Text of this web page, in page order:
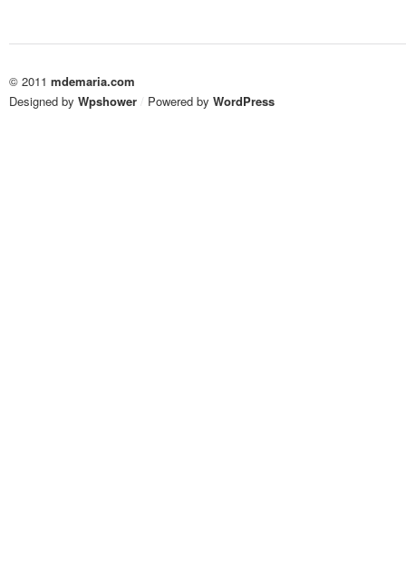
© 2011 mdemaria.com
Designed by Wpshower / Powered by WordPress